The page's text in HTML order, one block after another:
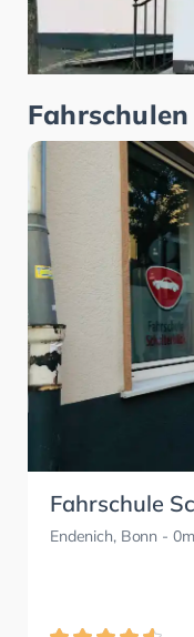
Fahrschule
Endenich, Bonn - 0m